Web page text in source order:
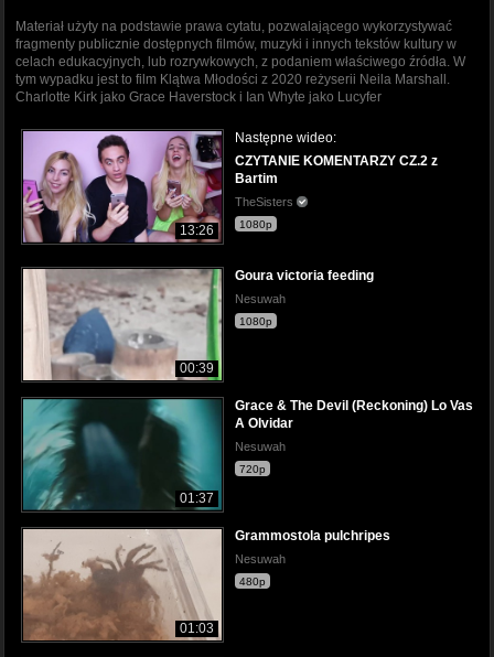
Materiał użyty na podstawie prawa cytatu, pozwalającego wykorzystywać
fragmenty publicznie dostępnych filmów, muzyki i innych tekstów kultury w
celach edukacyjnych, lub rozrywkowych, z podaniem właściwego źródła. W
tym wypadku jest to film Klątwa Młodości z 2020 reżyserii Neila Marshall.
Charlotte Kirk jako Grace Haverstock i Ian Whyte jako Lucyfer
13:26
Następne wideo:
CZYTANIE KOMENTARZY CZ.2 z
Bartim
TheSisters
1080p
00:39
Goura victoria feeding
Nesuwah
1080p
01:37
Grace & The Devil (Reckoning) Lo Vas
A Olvidar
Nesuwah
720p
01:03
Grammostola pulchripes
Nesuwah
480p